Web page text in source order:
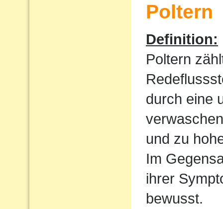
Poltern
Definition:
Poltern
durch eine
und zu
Im
ihrer
bewusst.